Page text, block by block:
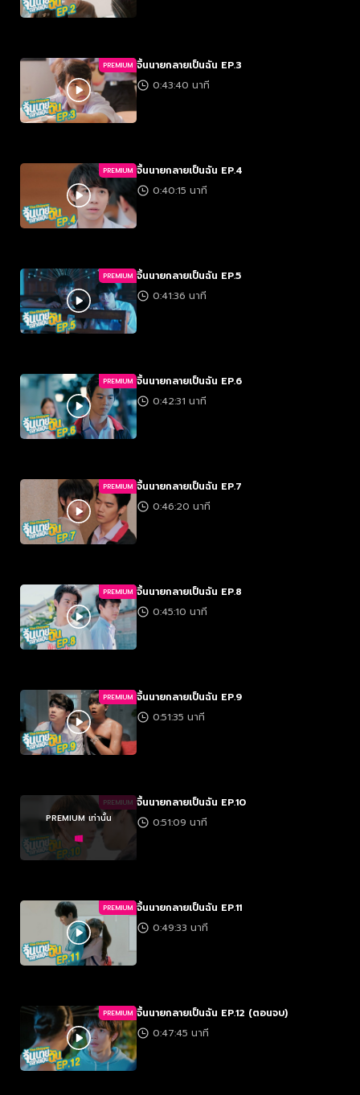
PREMIUM จิ้นนายกลายเป็นฉัน EP.3
0:43:40 นาที
PREMIUM จิ้นนายกลายเป็นฉัน EP.4
0:40:15 นาที
PREMIUM จิ้นนายกลายเป็นฉัน EP.5
0:41:36 นาที
PREMIUM จิ้นนายกลายเป็นฉัน EP.6
0:42:31 นาที
PREMIUM จิ้นนายกลายเป็นฉัน EP.7
0:46:20 นาที
PREMIUM จิ้นนายกลายเป็นฉัน EP.8
0:45:10 นาที
PREMIUM จิ้นนายกลายเป็นฉัน EP.9
0:51:35 นาที
PREMIUM
PREMIUM เท่านั้น
จิ้นนายกลายเป็นฉัน EP.10
0:51:09 นาที
PREMIUM จิ้นนายกลายเป็นฉัน EP.11
0:49:33 นาที
PREMIUM จิ้นนายกลายเป็นฉัน EP.12 (ตอนจบ)
0:47:45 นาที